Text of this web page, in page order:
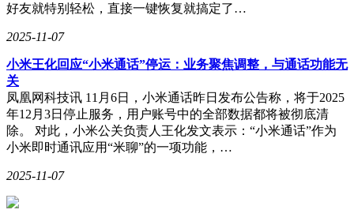
好友就特别轻松，直接一键恢复就搞定了…
2025-11-07
​小米王化回应“小米通话”停运：业务聚焦调整，与通话功能无
关​
凤凰网科技讯 11月6日，小米通话昨日发布公告称，将于2025
年12月3日停止服务，用户账号中的全部数据都将被彻底清
除。 对此，小米公关负责人王化发文表示：“小米通话”作为
小米即时通讯应用“米聊”的一项功能，…
2025-11-07